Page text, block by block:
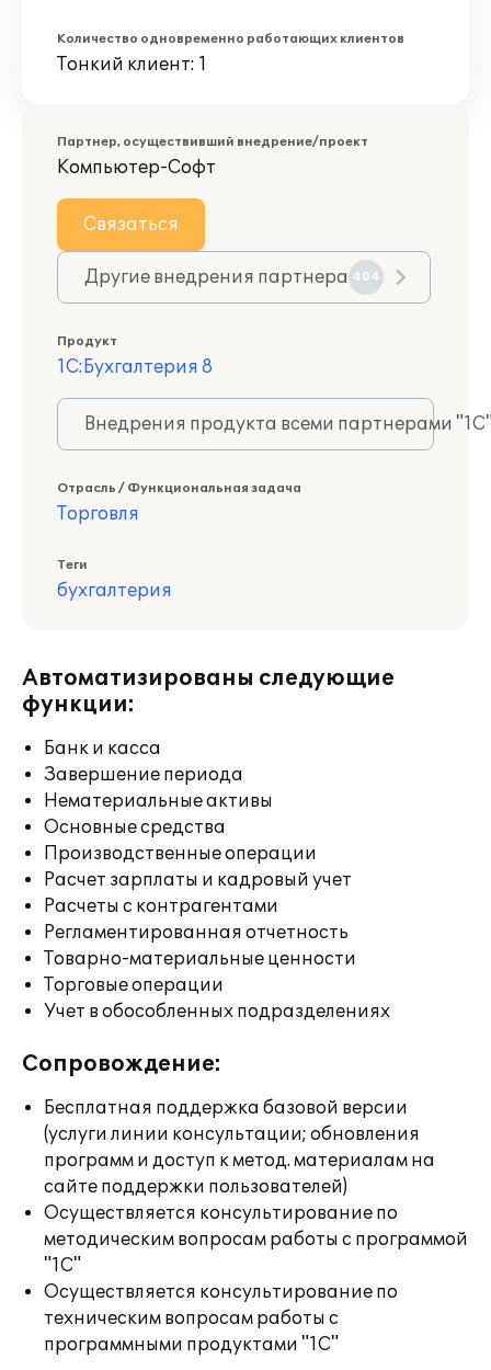
Количество одновременно работающих клиентов
Тонкий клиент: 1
Партнер, осуществивший внедрение/проект
Компьютер-Софт
Связаться
Другие внедрения партнера 404
Продукт
1С:Бухгалтерия 8
Внедрения продукта всеми партнерами
Отрасль / Функциональная задача
Торговля
Теги
бухгалтерия
Автоматизированы следующие
функции:
Банк и касса
Завершение периода
Нематериальные активы
Основные средства
Производственные операции
Расчет зарплаты и кадровый учет
Расчеты с контрагентами
Регламентированная отчетность
Товарно-материальные ценности
Торговые операции
Учет в обособленных подразделениях
Сопровождение:
Бесплатная поддержка базовой версии
(услуги линии консультации; обновления
программ и доступ к метод. материалам на
сайте поддержки пользователей)
Осуществляется консультирование по
методическим вопросам работы с программой
"1С"
Осуществляется консультирование по
техническим вопросам работы с
программными продуктами "1С"